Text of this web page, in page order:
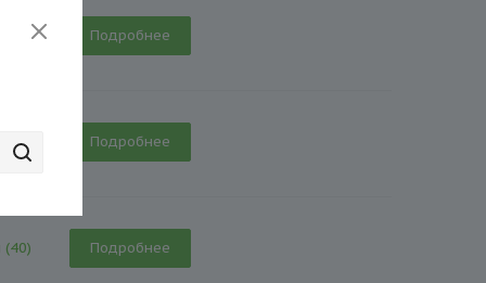
Подробнее
(29) Подробнее
(40) Подробнее